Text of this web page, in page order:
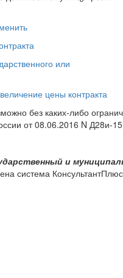
или
цены контракта
без каких-либо
от 08.06.2016 N Д28и-
и
система